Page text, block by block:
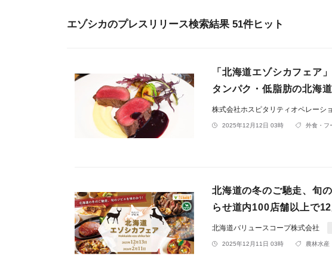
エゾシカのプレスリリース検索結果 51件ヒット
「北海道エゾシカフェア
タンパク・低脂肪の北海
株式会社ホスピタリティオペレーシ
2025年12月12日 03時 外食・フ
北海道の冬のご馳走、旬
らせ道内100店舗以上で
北海道バリュースコープ株式会社
2025年12月11日 03時 農林水産